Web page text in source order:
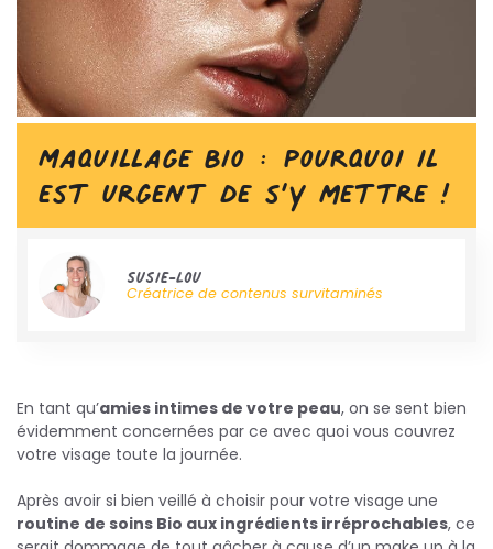
Maquillage Bio : pourquoi il
est urgent de s’y mettre !
Susie-Lou
Créatrice de contenus survitaminés
En tant qu’amies intimes de votre peau, on se sent bien
évidemment concernées par ce avec quoi vous couvrez
votre visage toute la journée.
Après avoir si bien veillé à choisir pour votre visage une
routine de soins Bio aux ingrédients irréprochables, ce